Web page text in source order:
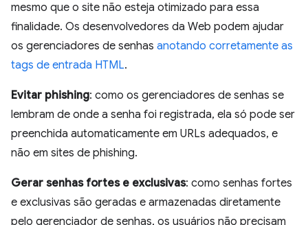
mesmo que o site não esteja otimizado para essa
finalidade. Os desenvolvedores da Web podem ajudar
os gerenciadores de senhas anotando corretamente as
tags de entrada HTML.
Evitar phishing: como os gerenciadores de senhas se
lembram de onde a senha foi registrada, ela só pode ser
preenchida automaticamente em URLs adequados, e
não em sites de phishing.
Gerar senhas fortes e exclusivas: como senhas fortes
e exclusivas são geradas e armazenadas diretamente
pelo gerenciador de senhas, os usuários não precisam